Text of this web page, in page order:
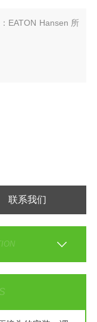
EATON Hansen 所
联系我们